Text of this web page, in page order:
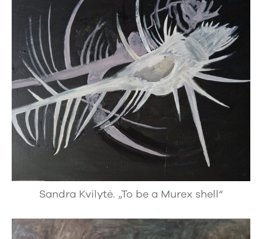
Sandra Kvilytė. „To be a Murex shell“